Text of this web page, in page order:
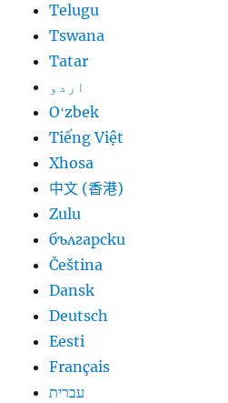
Telugu
Tswana
Tatar
اردو
Oʻzbek
Tiếng Việt
Xhosa
中文 (香港)
Zulu
български
Čeština
Dansk
Deutsch
Eesti
Français
עברית